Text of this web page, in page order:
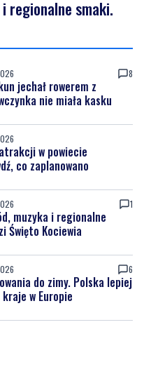
regionalne smaki.
8
jechał rowerem z
nie miała kasku
w powiecie
co zaplanowano
1
muzyka i regionalne
Święto Kociewia
6
do zimy. Polska lepiej
w Europie